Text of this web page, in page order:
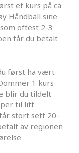
et kurs på ca
Håndball sine
oftest 2-3
får du betalt
først ha vært
1 kurs
blir du tildelt
til litt
stort sett 20-
av regionen